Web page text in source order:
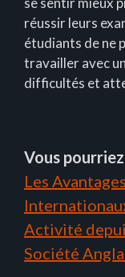
réussir leurs
étudiants de ne
travailler avec
difficultés et
Vous
Les
Activité
Société